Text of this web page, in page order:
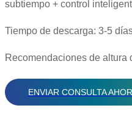
subtiempo + control
Tiempo de descarga: 3-5
Recomendaciones de altura
ENVIAR CONSULTA